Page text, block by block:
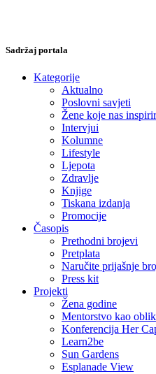
Sadržaj portala
Kategorije
Aktualno
Poslovni savjeti
Žene koje nas
Intervjui
Kolumne
Lifestyle
Ljepota
Zdravlje
Knjige
Tiskana izdanja
Promocije
Časopis
Prethodni brojevi
Pretplata
Naručite prijašnje
Press kit
Projekti
Žena godine
Mentorstvo kao
Konferencija Her
Learn2be
Sun Gardens
Esplanade View